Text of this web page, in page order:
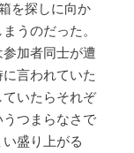
を探しに向か
うのだった。
加者同士が遭
言われていた
いたらそれぞ
つまらなさで
盛り上がる